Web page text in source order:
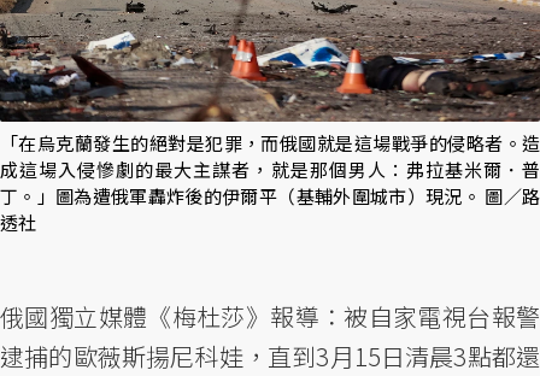
「在烏克蘭發生的絕對是犯罪，而俄國就是這場戰爭的侵略者。造
成這場入侵慘劇的最大主謀者，就是那個男人：弗拉基米爾．普
丁。」圖為遭俄軍轟炸後的伊爾平（基輔外圍城市）現況。 圖／路
透社
俄國獨立媒體《梅杜莎》報導：被自家電視台報警
逮捕的歐薇斯揚尼科娃，直到3月15日清晨3點都還